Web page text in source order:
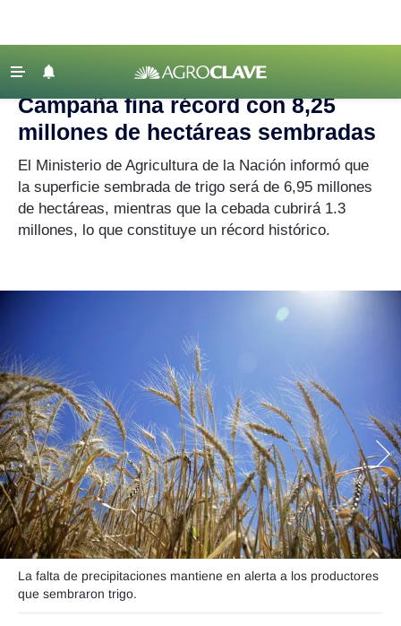
Agricultura
Lechería
Tecnología
Agronegocios
Mercados
Seguinos
‹ VOLVER
Agroclave campaña fina
Campaña fina récord con 8,25
millones de hectáreas sembradas
El Ministerio de Agricultura de la Nación informó que
la superficie sembrada de trigo será de 6,95 millones
de hectáreas, mientras que la cebada cubrirá 1.3
millones, lo que constituye un récord histórico.
La falta de precipitaciones mantiene en alerta a los productores
que sembraron trigo.